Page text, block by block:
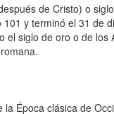
de Cristo) o
y terminó el 31 de
el siglo de oro o de
la Época clásica de